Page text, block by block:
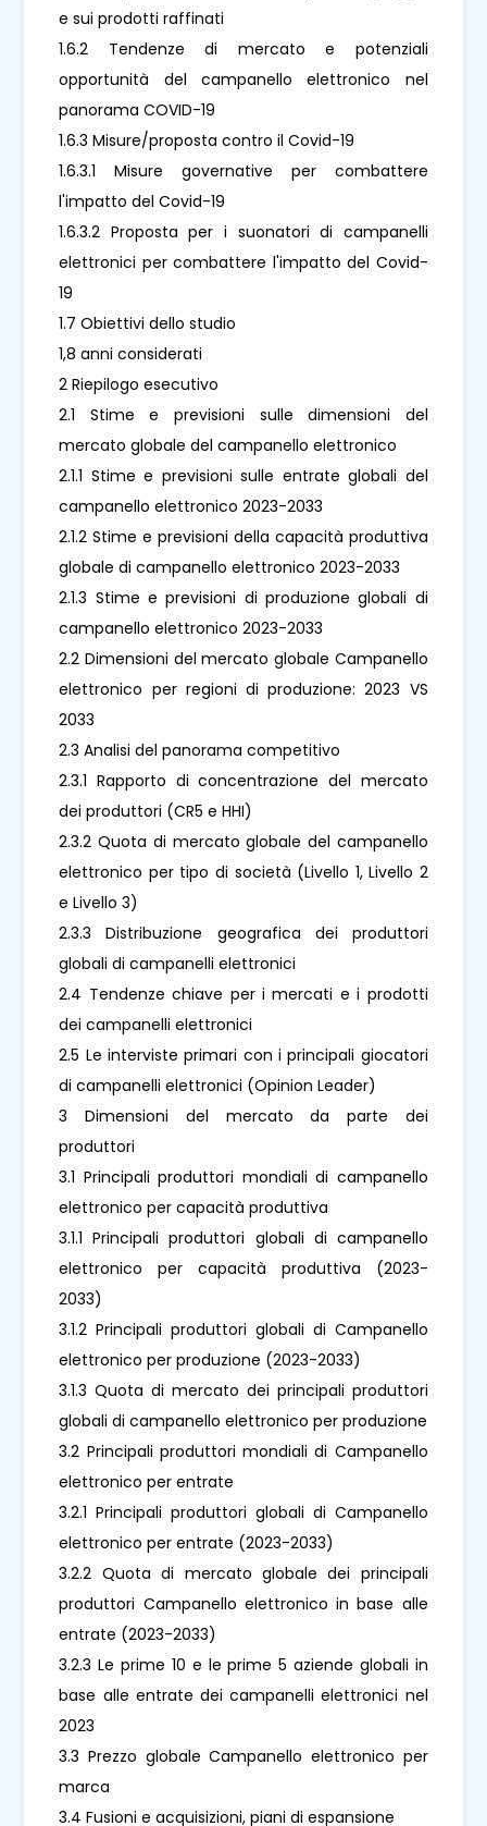
e sui prodotti raffinati
1.6.2 Tendenze di mercato e potenziali
opportunità del campanello elettronico nel
panorama COVID-19
1.6.3 Misure/proposta contro il Covid-19
1.6.3.1 Misure governative per combattere
l'impatto del Covid-19
1.6.3.2 Proposta per i suonatori di campanelli
elettronici per combattere l'impatto del Covid-
19
1.7 Obiettivi dello studio
1,8 anni considerati
2 Riepilogo esecutivo
2.1 Stime e previsioni sulle dimensioni del
mercato globale del campanello elettronico
2.1.1 Stime e previsioni sulle entrate globali del
campanello elettronico 2023-2033
2.1.2 Stime e previsioni della capacità produttiva
globale di campanello elettronico 2023-2033
2.1.3 Stime e previsioni di produzione globali di
campanello elettronico 2023-2033
2.2 Dimensioni del mercato globale Campanello
elettronico per regioni di produzione: 2023 VS
2033
2.3 Analisi del panorama competitivo
2.3.1 Rapporto di concentrazione del mercato
dei produttori (CR5 e HHI)
2.3.2 Quota di mercato globale del campanello
elettronico per tipo di società (Livello 1, Livello 2
e Livello 3)
2.3.3 Distribuzione geografica dei produttori
globali di campanelli elettronici
2.4 Tendenze chiave per i mercati e i prodotti
dei campanelli elettronici
2.5 Le interviste primari con i principali giocatori
di campanelli elettronici (Opinion Leader)
3 Dimensioni del mercato da parte dei
produttori
3.1 Principali produttori mondiali di campanello
elettronico per capacità produttiva
3.1.1 Principali produttori globali di campanello
elettronico per capacità produttiva (2023-
2033)
3.1.2 Principali produttori globali di Campanello
elettronico per produzione (2023-2033)
3.1.3 Quota di mercato dei principali produttori
globali di campanello elettronico per produzione
3.2 Principali produttori mondiali di Campanello
elettronico per entrate
3.2.1 Principali produttori globali di Campanello
elettronico per entrate (2023-2033)
3.2.2 Quota di mercato globale dei principali
produttori Campanello elettronico in base alle
entrate (2023-2033)
3.2.3 Le prime 10 e le prime 5 aziende globali in
base alle entrate dei campanelli elettronici nel
2023
3.3 Prezzo globale Campanello elettronico per
marca
3.4 Fusioni e acquisizioni, piani di espansione